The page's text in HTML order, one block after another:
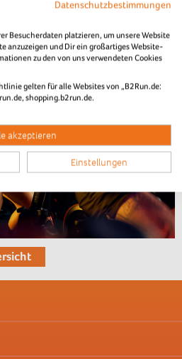
Datenschutzbestimmungen
Besucherdaten platzieren, um unsere Website
anzuzeigen und Dir ein großartiges Website-
zu den von uns verwendeten Cookies
gelten für alle Websites von „B2Run.de:
shopping.b2run.de.
akzeptieren
Einstellungen